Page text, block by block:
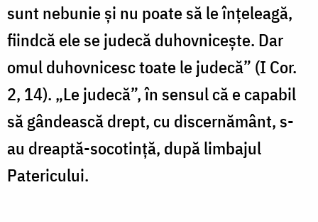
sunt nebunie şi nu poate să le înţeleagă,
fiindcă ele se judecă duhovniceşte. Dar
omul duhovnicesc toate le judecă” (I Cor.
2, 14). „Le judecă”, în sensul că e capabil
să gândească drept, cu discernământ, s-
au dreaptă-socotinţă, după limbajul
Patericului.